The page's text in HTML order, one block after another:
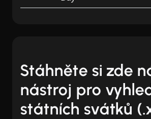
Stáhněte si zde
nástroj pro
státních svátků